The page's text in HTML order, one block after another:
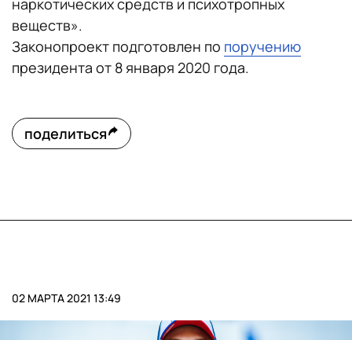
наркотических средств и психотропных
веществ».
Законопроект подготовлен по поручению
президента от 8 января 2020 года.
поделиться
02 МАРТА 2021 13:49